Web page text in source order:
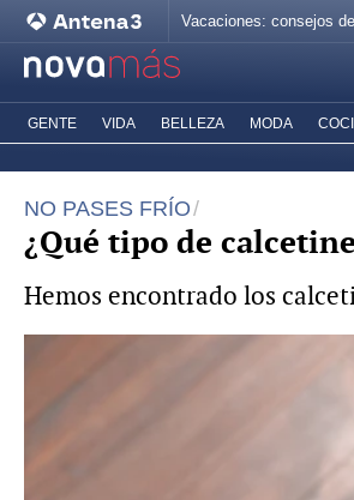
Vacaciones: consejos
GENTE VIDA BELLEZA MODA
NO PASES FRÍO
¿Qué tipo de
Hemos encontrado los